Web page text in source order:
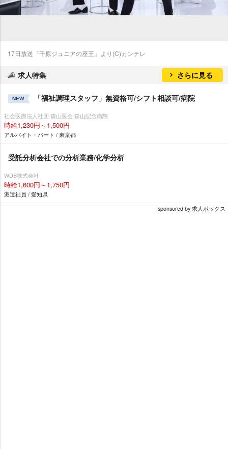
17日放送『千原ジュニアの座王』より(C)カンテレ
求人特集 さらに見る
NEW 「福祉調理スタッフ」無資格可/シフト相談可/病院
社会医療法人社団 森山医会 森山記念病院
時給1,230円～1,500円
アルバイト・パート / 東京都
受託分析会社での分析業務/化学分析
WDB株式会社
時給1,600円～1,750円
派遣社員 / 愛知県
sponsored by 求人ボックス